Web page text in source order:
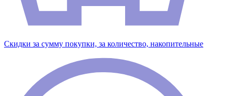
Скидки за сумму покупки, за количество, накопительные